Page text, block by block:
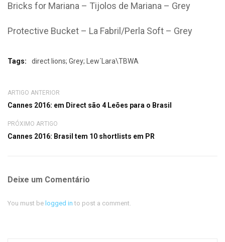
Bricks for Mariana – Tijolos de Mariana – Grey
Protective Bucket – La Fabril/Perla Soft – Grey
Tags: direct lions; Grey; Lew´Lara\TBWA
ARTIGO ANTERIOR
Cannes 2016: em Direct são 4 Leões para o Brasil
PRÓXIMO ARTIGO
Cannes 2016: Brasil tem 10 shortlists em PR
Deixe um Comentário
You must be logged in to post a comment.